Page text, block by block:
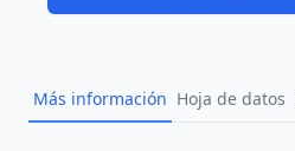
Más información Hoja de datos